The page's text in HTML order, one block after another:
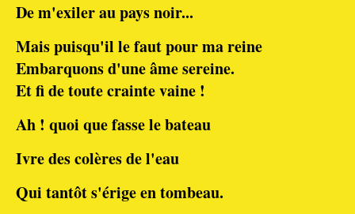
De m'exiler au pays noir...
Mais puisqu'il le faut pour ma reine
Embarquons d'une âme sereine.
Et fi de toute crainte vaine !
Ah ! quoi que fasse le bateau
Ivre des colères de l'eau
Qui tantôt s'érige en tombeau.